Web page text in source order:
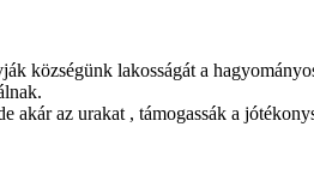
községünk lakosságát a
akár az urakat , támogassák a